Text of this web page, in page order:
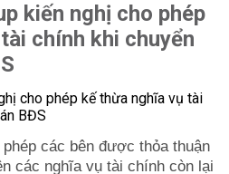
kiến nghị cho phép
chính khi chuyển
các bên được thỏa thuận
các nghĩa vụ tài chính còn lại